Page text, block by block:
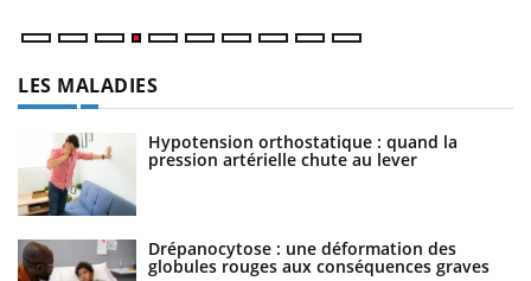
LES MALADIES
Hypotension orthostatique : quand la
pression artérielle chute au lever
Drépanocytose : une déformation des
globules rouges aux conséquences graves